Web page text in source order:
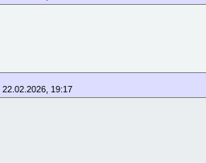
22.02.2026, 19:17